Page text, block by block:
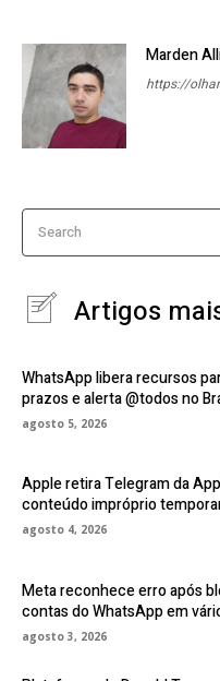
Marden
https://
Search
Artigos
WhatsApp libera recursos
prazos e alerta @todos no
agosto 5, 2026
Apple retira Telegram da
conteúdo impróprio
agosto 4, 2026
Meta reconhece erro após
contas do WhatsApp em
agosto 3, 2026